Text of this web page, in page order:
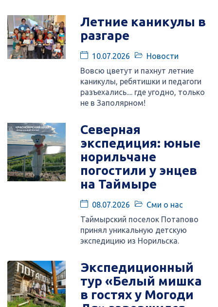
Летние каникулы в
разгаре
10.07.2026
Новости
Вовсю цветут и пахнут летние
каникулы, ребятишки и педагоги
разъехались.... где угодно, только
не в Заполярном!
Северная
экспедиция: юные
норильчане
погостили у энцев
на Таймыре
08.07.2026
Сми о нас
Таймырский поселок Потапово
принял уникальную детскую
экспедицию из Норильска.
Экспедиционный
тур «Белый мишка
в гостях у Могоди